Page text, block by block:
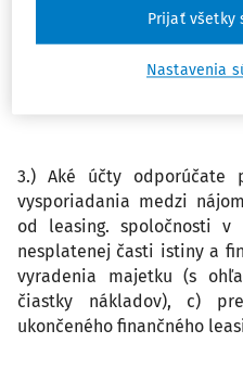
2.) Nemôže si uplatniť
ceny do daňových
z príjmov od 01.01.2015,
3.) Aké účty odporúčate
vysporiadania medzi
od leasing. spoločnosti v
nesplatenej časti istiny a
vyradenia majetku (s
čiastky nákladov), c)
ukončeného finančného
Nastavenia
Prijať všetky